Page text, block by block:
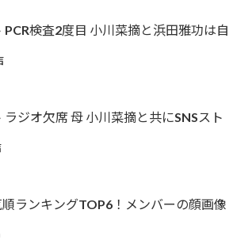
PCR検査2度目 小川菜摘と浜田雅功は自
ジオ欠席 母 小川菜摘と共にSNSスト
ランキングTOP6！メンバーの顔画像